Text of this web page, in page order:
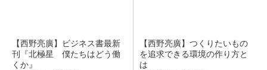
【西野亮廣】ビジネス書最新
刊『北極星 僕たちはどう働
くか』
【西野亮廣】つくりたいもの
を追求できる環境の作り方と
は